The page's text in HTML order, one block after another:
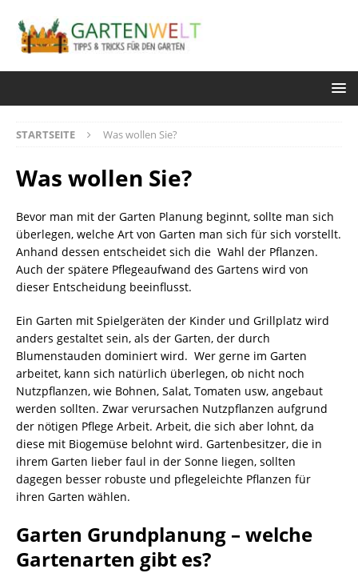
STARTSEITE Was wollen Sie?
Was wollen Sie?
Bevor man mit der Garten Planung beginnt, sollte man sich
überlegen, welche Art von Garten man sich für sich vorstellt.
Anhand dessen entscheidet sich die Wahl der Pflanzen.
Auch der spätere Pflegeaufwand des Gartens wird von
dieser Entscheidung beeinflusst.
Ein Garten mit Spielgeräten der Kinder und Grillplatz wird
anders gestaltet sein, als der Garten, der durch
Blumenstauden dominiert wird. Wer gerne im Garten
arbeitet, kann sich natürlich überlegen, ob nicht noch
Nutzpflanzen, wie Bohnen, Salat, Tomaten usw, angebaut
werden sollten. Zwar verursachen Nutzpflanzen aufgrund
der nötigen Pflege Arbeit. Arbeit, die sich aber lohnt, da
diese mit Biogemüse belohnt wird. Gartenbesitzer, die in
ihrem Garten lieber faul in der Sonne liegen, sollten
dagegen besser robuste und pflegeleichte Pflanzen für
ihren Garten wählen.
Garten Grundplanung – welche
Gartenarten gibt es?